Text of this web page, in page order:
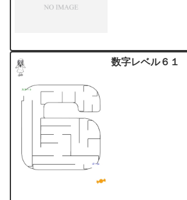
数字レベル６１